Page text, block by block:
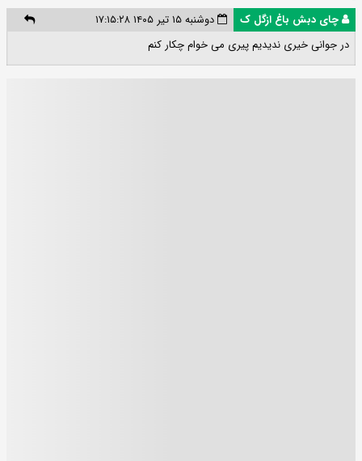
چای دبش باغ ازگل ک
دوشنبه ۱۵ تیر ۱۴۰۵ ۱۷:۱۵:۲۸
در جوانی خیری ندیدیم پیری می خوام چکار کنم